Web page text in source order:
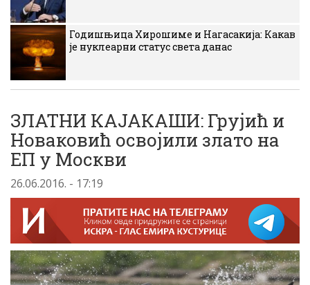
Годишњица Хирошиме и Нагасакија: Какав
је нуклеарни статус света данас
ЗЛАТНИ КАЈАКАШИ: Грујић и
Новаковић освојили злато на
ЕП у Москви
26.06.2016. - 17:19